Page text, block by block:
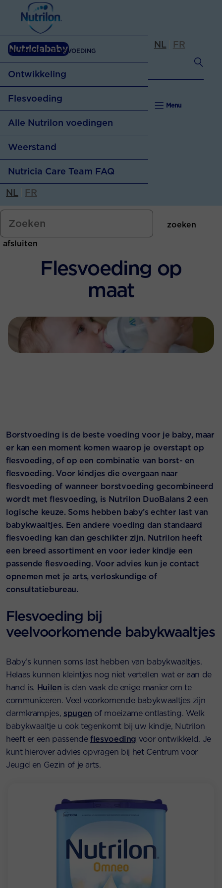
Nutriciababy
Ontwikkeling
Flesvoeding
Flesvoeding
Baby weigert fles
Flesvoeding op maat
Flesvoeding schema
Is alle opvolgmelk hetzelfde?
Welke flesvoeding kiezen
Alle Nutrilon voedingen
Weerstand
Weerstand
Buitenspelen
Vitamines en mineralen
Nutricia Care Team FAQ
NL FR
NL FR
Menu
zoeken
afsluiten
Flesvoeding op
maat
NUTRILON FLESVOEDING
Borstvoeding is de beste voeding voor je baby, maar
er kan een moment komen waarop je overstapt op
flesvoeding, of op een combinatie van borst- en
flesvoeding. Voor kindjes die overgaan naar
flesvoeding of wanneer borstvoeding gecombineerd
wordt met flesvoeding, is Nutrilon DuoBalans 2 een
logische keuze. Soms hebben baby’s echter last van
babykwaaltjes. Een andere voeding dan standaard
flesvoeding kan dan geschikter zijn. Nutrilon heeft
een breed assortiment en voor ieder kindje een
passende flesvoeding. Voor advies kun je contact
opnemen met je arts, verloskundige of
consultatiebureau.
Flesvoeding bij
veelvoorkomende babykwaaltjes
Baby’s kunnen soms last hebben van babykwaaltjes.
Helaas kunnen kleintjes nog niet vertellen wat er aan de
hand is. Huilen is dan vaak de enige manier om te
communiceren. Veel voorkomende babykwaaltjes zijn
darmkrampjes, spugen of moeizame ontlasting. Welk
babykwaaltje u ook tegenkomt bij uw kindje, Nutrilon
heeft er een passendeflesvoeding voor ontwikkeld. Je
kunt hierover advies opvragen bij het Centrum voor
Jeugd en Gezin of je arts.